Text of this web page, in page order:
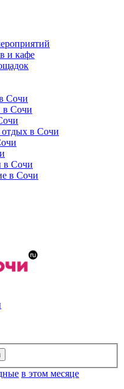
и кафе
Сочи
в Сочи
в Сочи
в Сочи
в Сочи
в этом месяце